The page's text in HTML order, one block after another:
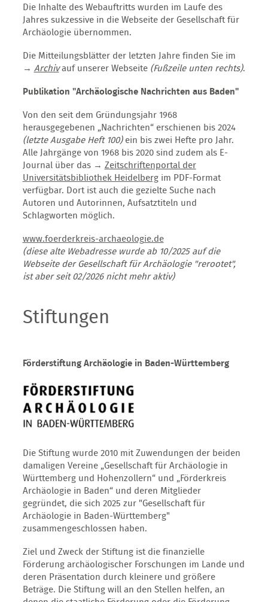
Die Inhalte des Webauftritts wurden im Laufe des
Jahres sukzessive in die Webseite der Gesellschaft für
Archäologie übernommen.
Die Mitteilungsblätter der letzten Jahre finden Sie im
→ Archivauf unserer Webseite (Fußzeile unten rechts).
Publikation "Archäologische Nachrichten aus Baden"
Von den seit dem Gründungsjahr 1968
herausgegebenen „Nachrichten“ erschienen bis 2024
(letzte Ausgabe Heft 100)ein bis zwei Hefte pro Jahr.
Alle Jahrgänge von 1968 bis 2020 sind zudem als E-
Journal über das → Zeitschriftenportal der
Universitätsbibliothek Heidelbergim PDF-Format
verfügbar. Dort ist auch die gezielte Suche nach
Autoren und Autorinnen, Aufsatztiteln und
Schlagworten möglich.
www.foerderkreis-archaeologie.de
(diese alte Webadresse wurde ab 10/2025 auf die
Webseite der Gesellschaft für Archäologie "rerootet",
ist aber seit 02/2026 nicht mehr aktiv)
Stiftungen
Förderstiftung Archäologie in Baden-Württemberg
Die Stiftung wurde 2010 mit Zuwendungen der beiden
damaligen Vereine „Gesellschaft für Archäologie in
Württemberg und Hohenzollern“ und „Förderkreis
Archäologie in Baden“ und deren Mitglieder
gegründet, die sich 2025 zur "Gesellschaft für
Archäologie in Baden-Württemberg"
zusammengeschlossen haben.
Ziel und Zweck der Stiftung ist die finanzielle
Förderung archäologischer Forschungen im Lande und
deren Präsentation durch kleinere und größere
Beträge. Die Stiftung will an den Stellen helfen, an